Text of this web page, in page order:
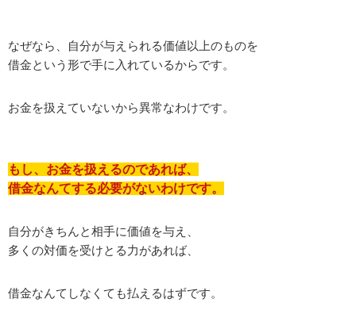
なぜなら、自分が与えられる価値以上のものを
借金という形で手に入れているからです。
お金を扱えていないから異常なわけです。
もし、お金を扱えるのであれば、
借金なんてする必要がないわけです。
自分がきちんと相手に価値を与え、
多くの対価を受けとる力があれば、
借金なんてしなくても払えるはずです。